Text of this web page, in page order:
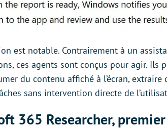
est notable. Contrairement à un
ces agents sont conçus pour agir. Ils
du contenu affiché à l’écran,
sans intervention directe de
365 Researcher,